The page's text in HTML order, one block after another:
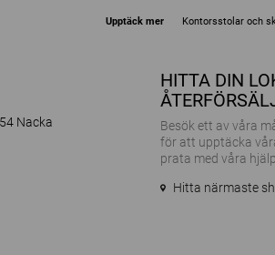
Upptäck mer Kontorsstolar och
Nacka
HITTA DIN
Besök ett av våra
för att upptäcka
prata med våra
Hitta närmaste